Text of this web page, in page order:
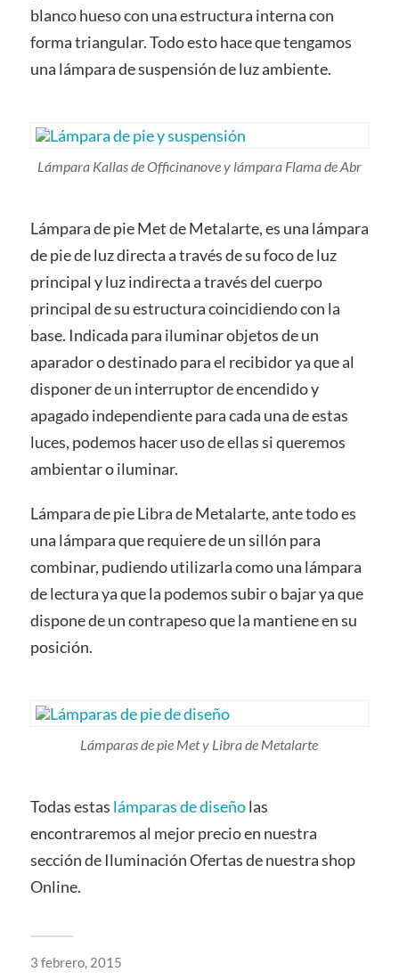
blanco hueso con una estructura interna con
forma triangular. Todo esto hace que tengamos
una lámpara de suspensión de luz ambiente.
Lámpara Kallas de Officinanove y lámpara Flama de Abr
Lámpara de pie Met de Metalarte, es una lámpara
de pie de luz directa a través de su foco de luz
principal y luz indirecta a través del cuerpo
principal de su estructura coincidiendo con la
base. Indicada para iluminar objetos de un
aparador o destinado para el recibidor ya que al
disponer de un interruptor de encendido y
apagado independiente para cada una de estas
luces, podemos hacer uso de ellas si queremos
ambientar o iluminar.
Lámpara de pie Libra de Metalarte, ante todo es
una lámpara que requiere de un sillón para
combinar, pudiendo utilizarla como una lámpara
de lectura ya que la podemos subir o bajar ya que
dispone de un contrapeso que la mantiene en su
posición.
Lámparas de pie Met y Libra de Metalarte
Todas estas lámparas de diseñolas
encontraremos al mejor precio en nuestra
sección de Iluminación Ofertas de nuestra shop
Online.
3 febrero, 2015